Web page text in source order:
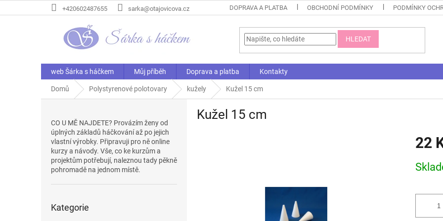
na
+420602487655 sarka@otajovicova.cz DOPRAVA A PLATBA OBCHODNÍ PODMÍNKY PODMÍNKY
HLEDAT
web Šárka s háčkem Můj příběh Doprava a platba Kontakty
Domů Polystyrenové polotovary kužely Kužel 15 cm
CO U MĚ NAJDETE? Provázím ženy od
úplných základů háčkování až po jejich
vlastní výrobky. Připravuji pro ně online
kurzy a návody. Vše, co ke kurzům a
projektům potřebují, naleznou tady pěkně
pohromadě na jednom místě.
kategorie
Kategorie
Kužel 15 cm
22
cena: